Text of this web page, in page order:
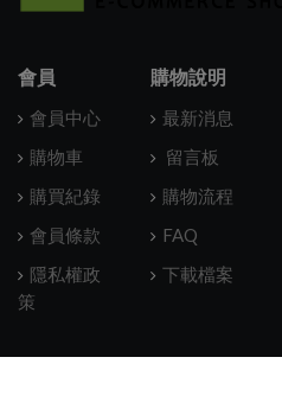
會員
會員中心
購物車
購買紀錄
會員條款
隱私權政
策
購物說明
最新消息
留言板
購物流程
FAQ
下載檔案